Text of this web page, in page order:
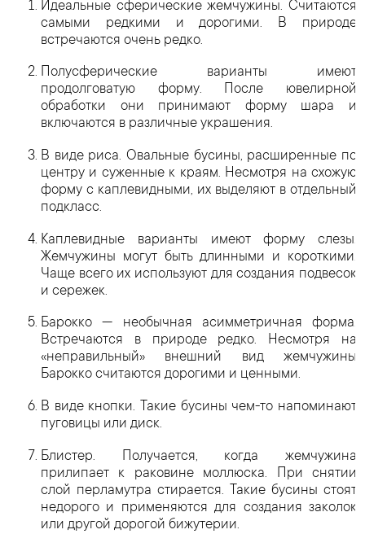
Идеальные сферические жемчужины. Считаются
самыми редкими и дорогими. В природе
встречаются очень редко.
Полусферические варианты имеют
продолговатую форму. После ювелирной
обработки они принимают форму шара и
включаются в различные украшения.
В виде риса. Овальные бусины, расширенные по
центру и суженные к краям. Несмотря на схожую
форму с каплевидными, их выделяют в отдельный
подкласс.
Каплевидные варианты имеют форму слезы.
Жемчужины могут быть длинными и короткими.
Чаще всего их используют для создания подвесок
и сережек.
Барокко — необычная асимметричная форма.
Встречаются в природе редко. Несмотря на
«неправильный» внешний вид жемчужины
Барокко считаются дорогими и ценными.
В виде кнопки. Такие бусины чем-то напоминают
пуговицы или диск.
Блистер. Получается, когда жемчужина
прилипает к раковине моллюска. При снятии
слой перламутра стирается. Такие бусины стоят
недорого и применяются для создания заколок
или другой дорогой бижутерии.